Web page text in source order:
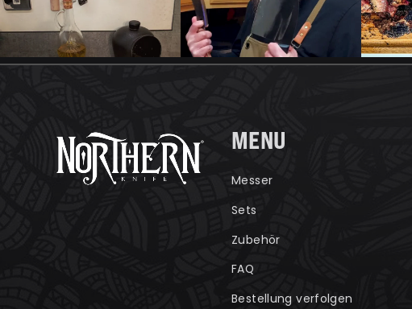
MENU
Messer
Sets
Zubehör
FAQ
Bestellung verfolgen